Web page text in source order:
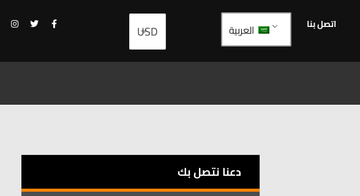
اتصل بنا العربية
دعنا نتصل بك